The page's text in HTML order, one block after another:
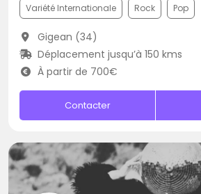
Variété Internationale Rock Pop
Gigean (34)
Déplacement jusqu’à 150 kms
À partir de 700€
Contacter